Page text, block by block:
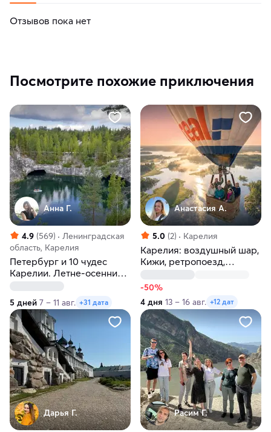
Отзывов пока нет
Посмотрите похожие приключения
Анна Г.
4.9 (569)
Ленинградская
область, Карелия
Петербург и 10 чудес
Карелии. Летне-осенний
5 дней 7 – 11 авг. +31 дата
Анастасия А.
5.0 (2) Карелия
Карелия: воздушный шар,
Кижи, ретропоезд,
шхеры
-50%
4 дня 13 – 16 авг. +12 дат
Дарья Г. Расим Г.